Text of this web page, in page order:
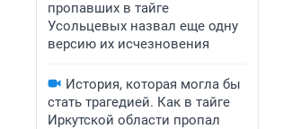
пропавших в тайге
Усольцевых назвал еще одну
версию их исчезновения
История, которая могла бы
стать трагедией. Как в тайге
Иркутской области пропал